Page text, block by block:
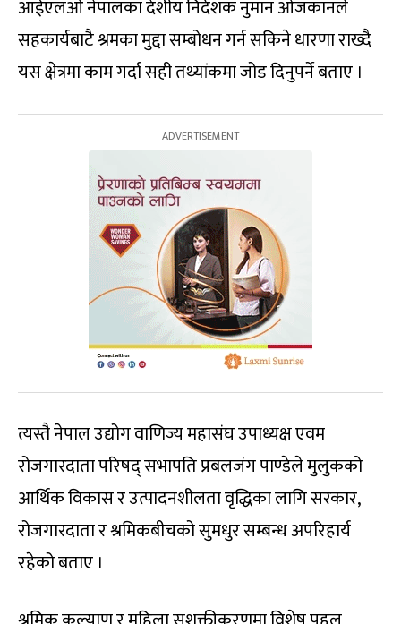
आईएलओ नेपालका देशीय निर्देशक नुमान ओजकानले
सहकार्यबाटै श्रमका मुद्दा सम्बोधन गर्न सकिने धारणा राख्दै
यस क्षेत्रमा काम गर्दा सही तथ्यांकमा जोड दिनुपर्ने बताए ।
त्यस्तै नेपाल उद्योग वाणिज्य महासंघ उपाध्यक्ष एवम
रोजगारदाता परिषद् सभापति प्रबलजंग पाण्डेले मुलुकको
आर्थिक विकास र उत्पादनशीलता वृद्धिका लागि सरकार,
रोजगारदाता र श्रमिकबीचको सुमधुर सम्बन्ध अपरिहार्य
रहेको बताए ।